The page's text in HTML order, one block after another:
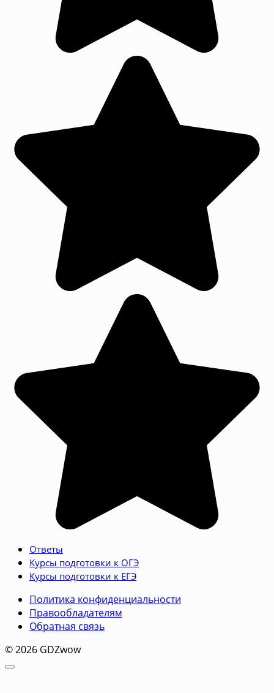
Ответы
Курсы подготовки к ОГЭ
Курсы подготовки к ЕГЭ
Политика конфиденциальности
Правообладателям
Обратная связь
© 2026 GDZwow